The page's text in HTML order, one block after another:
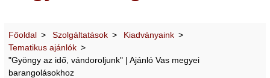
Főoldal Szolgáltatások
Kiadványaink
Tematikus ajánlók
"Gyöngy az idő, vándoroljunk" | Ajánló Vas megyei
barangolásokhoz